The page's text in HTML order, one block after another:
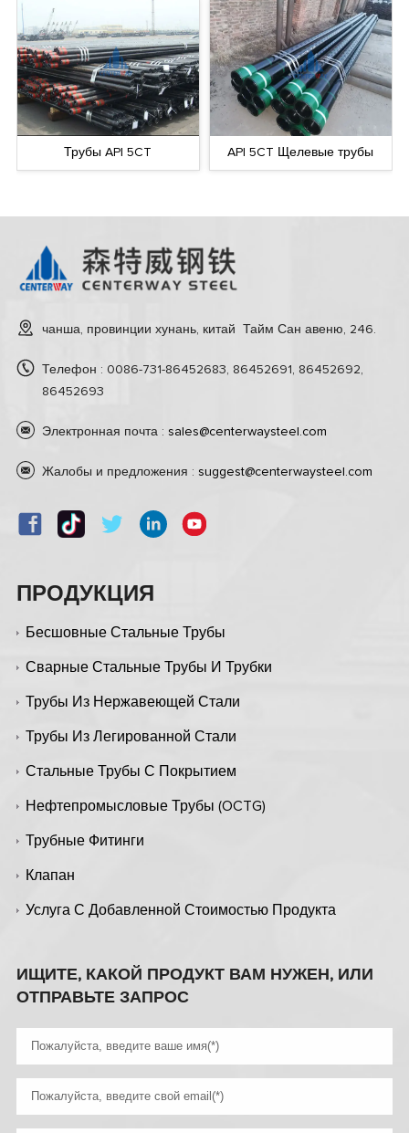
Трубы API 5CT API 5CT Щелевые трубы
чанша, провинции хунань, китай Тайм Сан авеню, 246.
Телефон : 0086-731-86452683, 86452691, 86452692,
86452693
Электронная почта : sales@centerwaysteel.com
Жалобы и предложения : suggest@centerwaysteel.com
ПРОДУКЦИЯ
Бесшовные Стальные Трубы
Сварные Стальные Трубы И Трубки
Трубы Из Нержавеющей Стали
Трубы Из Легированной Стали
Стальные Трубы С Покрытием
Нефтепромысловые Трубы (OCTG)
Трубные Фитинги
Клапан
Услуга С Добавленной Стоимостью Продукта
ИЩИТЕ, КАКОЙ ПРОДУКТ ВАМ НУЖЕН, ИЛИ
ОТПРАВЬТЕ ЗАПРОС